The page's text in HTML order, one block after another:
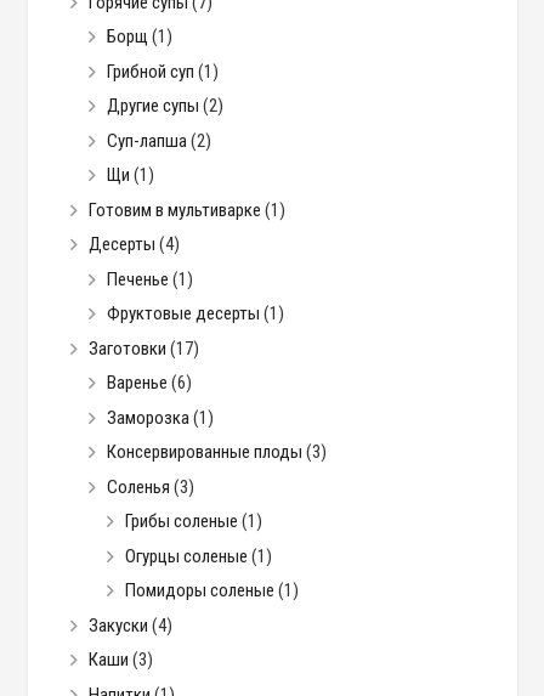
Борщ (1)
Грибной суп (1)
Другие супы (2)
Суп-лапша(2)
Щи (1)
Готовим в мультиварке (1)
Десерты (4)
Печенье (1)
Фруктовые десерты (1)
Заготовки (17)
Варенье (6)
Заморозка(1)
Консервированные плоды (3)
Соленья (3)
Грибы соленые (1)
Огурцы соленые (1)
Помидоры соленые (1)
Закуски (4)
Каши (3)